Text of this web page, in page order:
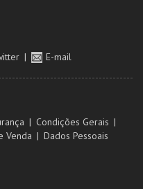
E-mail
Condições Gerais
Venda Dados Pessoais